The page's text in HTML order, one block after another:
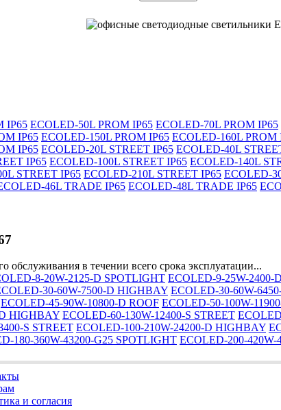
IP65 ECOLED-50L PROM IP65 ECOLED-70L PROM IP65
IP65 ECOLED-150L PROM IP65 ECOLED-160L PROM
IP65 ECOLED-20L STREET IP65 ECOLED-40L
IP65 ECOLED-100L STREET IP65 ECOLED-140L
STREET IP65 ECOLED-210L STREET IP65 ECOLED-
46L TRADE IP65 ECOLED-48L TRADE IP65
обслуживания в течении всего срока эксплуатации...
8-20W-2125-D SPOTLIGHT ECOLED-9-25W-2400-
30-60W-7500-D HIGHBAY ECOLED-30-60W-
ECOLED-45-90W-10800-D ROOF ECOLED-50-100W-
HIGHBAY ECOLED-60-130W-12400-S STREET
S STREET ECOLED-100-210W-24200-D HIGHBAY
180-360W-43200-G25 SPOTLIGHT ECOLED-200-
и согласия